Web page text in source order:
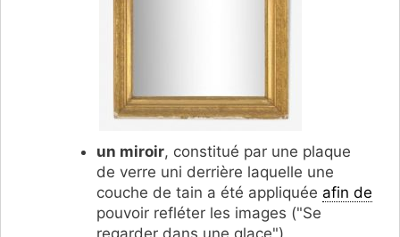
un miroir, constitué par une plaque
de verre uni derrière laquelle une
couche de tain a été appliquée afin de
pouvoir refléter les images ("Se